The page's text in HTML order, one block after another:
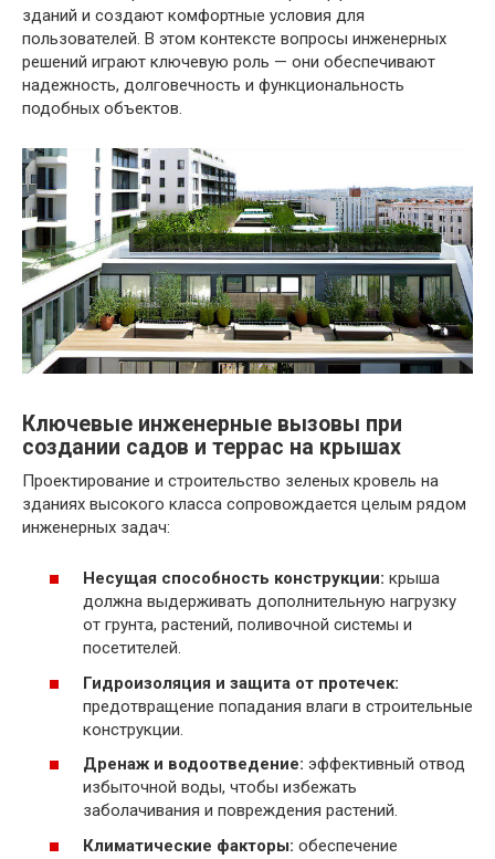
зданий и создают комфортные условия для
пользователей. В этом контексте вопросы инженерных
решений играют ключевую роль — они обеспечивают
надежность, долговечность и функциональность
подобных объектов.
Ключевые инженерные вызовы при
создании садов и террас на крышах
Проектирование и строительство зеленых кровель на
зданиях высокого класса сопровождается целым рядом
инженерных задач:
Несущая способность конструкции: крыша
должна выдерживать дополнительную нагрузку
от грунта, растений, поливочной системы и
посетителей.
Гидроизоляция и защита от протечек:
предотвращение попадания влаги в строительные
конструкции.
Дренаж и водоотведение: эффективный отвод
избыточной воды, чтобы избежать
заболачивания и повреждения растений.
Климатические факторы: обеспечение